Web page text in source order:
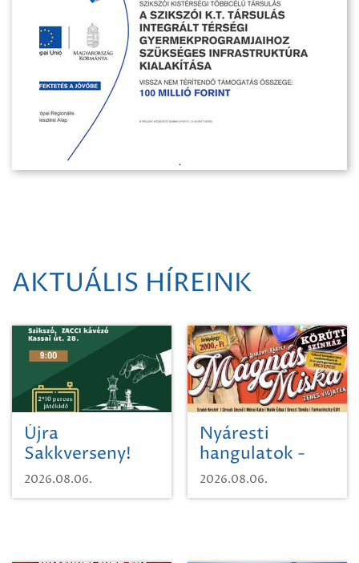
AKTUÁLIS HÍREINK
Újra
Sakkverseny!
2026.08.06.
Nyáresti
hangulatok -
Mágnás Miska
2026.08.06.